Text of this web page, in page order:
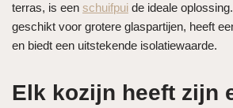
terras, is een schuifpui de ideale
geschikt voor grotere glaspartijen, heeft
en biedt een uitstekende isolatiewaarde.
Elk kozijn heeft zijn